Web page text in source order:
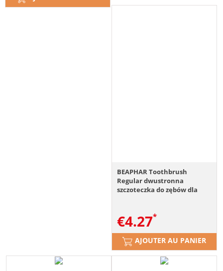
BEAPHAR Toothbrush
Regular dwustronna
szczoteczka do zębów dla
€4.27
AJOUTER AU PANIER